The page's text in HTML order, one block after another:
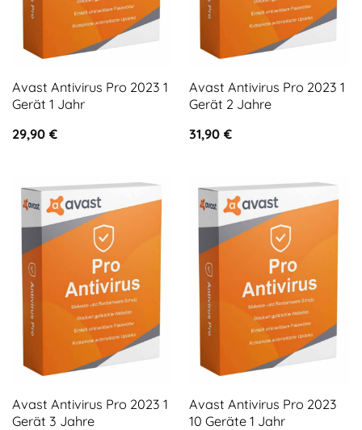
Avast Antivirus Pro 2023 1
Gerät 1 Jahr
29,90 €
Avast Antivirus Pro 2023 1
Gerät 2 Jahre
31,90 €
Avast Antivirus Pro 2023 1
Gerät 3 Jahre
Avast Antivirus Pro 2023
10 Geräte 1 Jahr